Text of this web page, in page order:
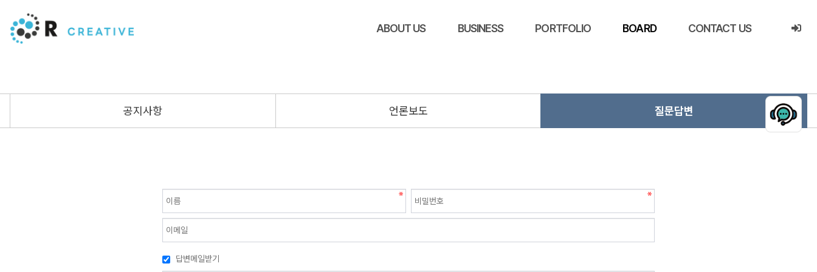
ABOUT US BUSINESS PORTFOLIO BOARD CONTACT US
공지사항 언론보도 질문답변
답변메일받기